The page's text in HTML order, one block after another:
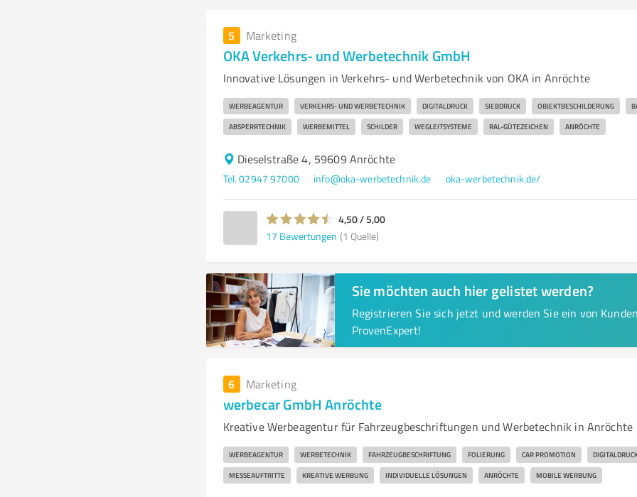
5 Marketing
OKA Verkehrs- und Werbetechnik GmbH
Innovative Lösungen in Verkehrs- und Werbetechnik von OKA in Anröchte
WERBEAGENTUR VERKEHRS- UND WERBETECHNIK DIGITALDRUCK SIEBDRUCK OBJEKTBESCHILDERUNG
ABSPERRTECHNIK WERBEMITTEL SCHILDER WEGLEITSYSTEME RAL-GÜTEZEICHEN ANRÖCHTE
Dieselstraße 4, 59609 Anröchte
Tel. 02947 97000 info@oka-werbetechnik.de oka-werbetechnik.de/
4,50 / 5,00
17 Bewertungen (1 Quelle)
Sie möchten auch hier gelistet werden?
Registrieren Sie sich jetzt und werden Sie ein von
ProvenExpert!
6 Marketing
werbecar GmbH Anröchte
Kreative Werbeagentur für Fahrzeugbeschriftungen und Werbetechnik in Anröchte
WERBEAGENTUR WERBETECHNIK FAHRZEUGBESCHRIFTUNG FOLIERUNG CAR PROMOTION
MESSEAUFTRITTE KREATIVE WERBUNG INDIVIDUELLE LÖSUNGEN ANRÖCHTE MOBILE WERBUNG